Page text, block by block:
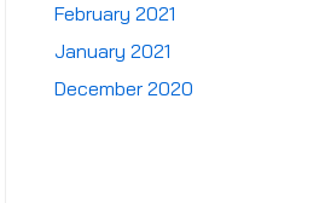
February 2021
January 2021
December 2020